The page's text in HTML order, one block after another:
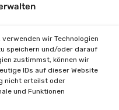
wir Technologien
speichern und/oder darauf
zustimmst, können wir
IDs auf dieser Website
nicht erteilst oder
und Funktionen
Männern
werden“, an
an die
vermeintlich